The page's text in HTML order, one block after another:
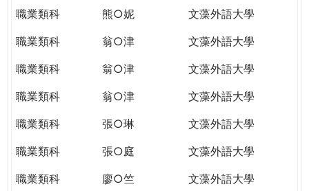
職業類科
熊○妮
文藻外語大學
職業類科
翁○津
文藻外語大學
職業類科
翁○津
文藻外語大學
職業類科
翁○津
文藻外語大學
職業類科
張○琳
文藻外語大學
職業類科
張○庭
文藻外語大學
職業類科
廖○竺 文藻外語大學